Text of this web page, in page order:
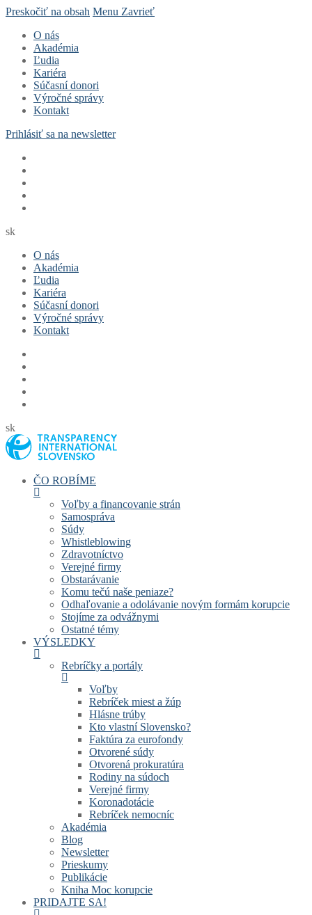
Preskočiť na obsah Menu Zavrieť
O nás
Akadémia
Ľudia
Kariéra
Súčasní donori
Výročné správy
Kontakt
Prihlásiť sa na newsletter
sk
O nás
Akadémia
Ľudia
Kariéra
Súčasní donori
Výročné správy
Kontakt
sk
ČO ROBÍME
Voľby a financovanie strán
Samospráva
Súdy
Whistleblowing
Zdravotníctvo
Verejné firmy
Obstarávanie
Komu tečú naše peniaze?
Odhaľovanie a odolávanie novým formám korupcie
Stojíme za odvážnymi
Ostatné témy
VÝSLEDKY
Rebríčky a portály
Voľby
Rebríček miest a žúp
Hlásne trúby
Kto vlastní Slovensko?
Faktúra za eurofondy
Otvorené súdy
Otvorená prokuratúra
Rodiny na súdoch
Verejné firmy
Koronadotácie
Rebríček nemocníc
Akadémia
Blog
Newsletter
Prieskumy
Publikácie
Kniha Moc korupcie
PRIDAJTE SA!